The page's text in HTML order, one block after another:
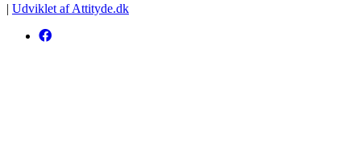
| Udviklet af Attityde.dk